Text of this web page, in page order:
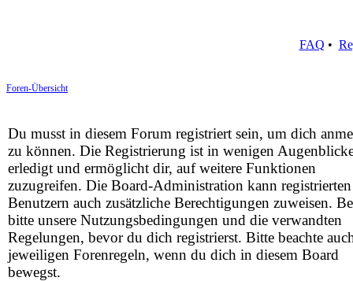
FAQ •
Foren-Übersicht
Du musst in diesem Forum registriert sein, um dich
zu können. Die Registrierung ist in wenigen
erledigt und ermöglicht dir, auf weitere Funktionen
zuzugreifen. Die Board-Administration kann registrierten
Benutzern auch zusätzliche Berechtigungen zuweisen.
bitte unsere Nutzungsbedingungen und die verwandten
Regelungen, bevor du dich registrierst. Bitte beachte
jeweiligen Forenregeln, wenn du dich in diesem Board
bewegst.